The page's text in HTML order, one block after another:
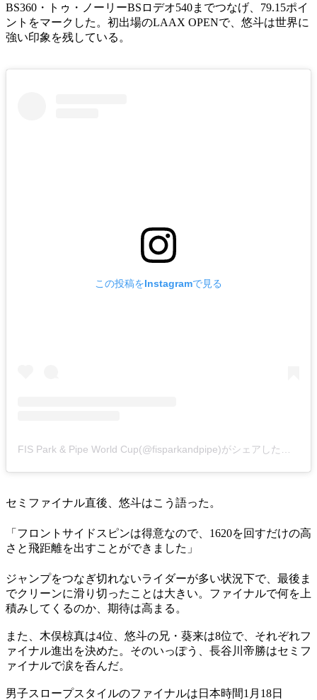
BS360・トゥ・ノーリーBSロデオ540までつなげ、79.15ポイ
ントをマークした。初出場のLAAX OPENで、悠斗は世界に
強い印象を残している。
この投稿をInstagramで見る
セミファイナル直後、悠斗はこう語った。
「フロントサイドスピンは得意なので、1620を回すだけの高
さと飛距離を出すことができました」
ジャンプをつなぎ切れないライダーが多い状況下で、最後ま
でクリーンに滑り切ったことは大きい。ファイナルで何を上
積みしてくるのか、期待は高まる。
また、木俣椋真は4位、悠斗の兄・葵来は8位で、それぞれフ
ァイナル進出を決めた。そのいっぽう、長谷川帝勝はセミフ
ァイナルで涙を呑んだ。
男子スロープスタイルのファイナルは日本時間1月18日